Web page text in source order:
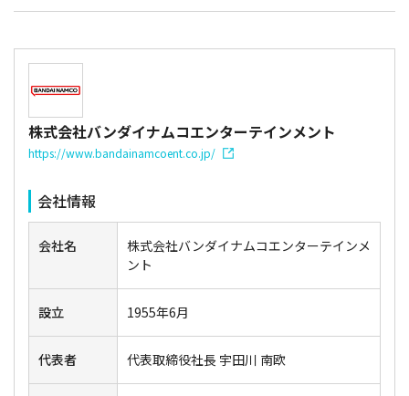
株式会社バンダイナムコエンターテインメント
https://www.bandainamcoent.co.jp/
会社情報
会社名
株式会社バンダイナムコエンターテインメ
ント
設立 1955年6月
代表者 代表取締役社長 宇田川 南欧